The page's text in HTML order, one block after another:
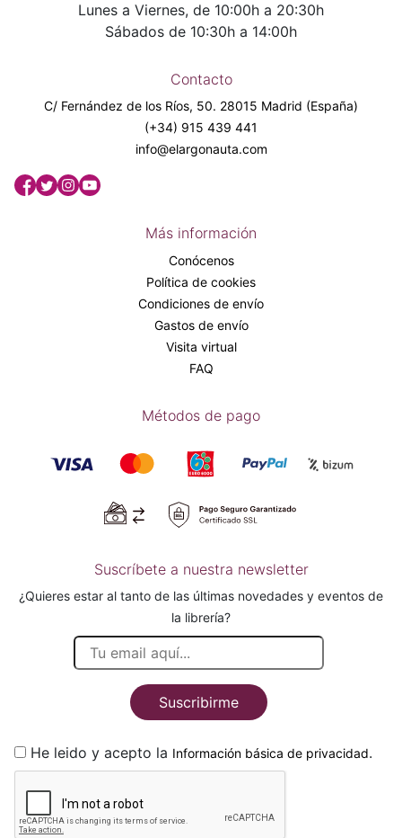
Lunes a Viernes, de 10:00h a 20:30h
Sábados de 10:30h a 14:00h
Contacto
C/ Fernández de los Ríos, 50. 28015 Madrid (España)
(+34) 915 439 441
info@elargonauta.com
Más información
Conócenos
Política de cookies
Condiciones de envío
Gastos de envío
Visita virtual
FAQ
Métodos de pago
Suscríbete a nuestra newsletter
¿Quieres estar al tanto de las últimas novedades y eventos de
la librería?
Suscribirme
He leido y acepto la Información básica de privacidad.